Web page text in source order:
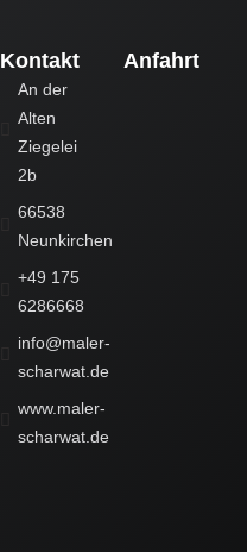
Kontakt
An der
Alten
Ziegelei
2b
66538
Neunkirchen
+49 175
6286668
info@maler-
scharwat.de
www.maler-
scharwat.de
Anfahrt